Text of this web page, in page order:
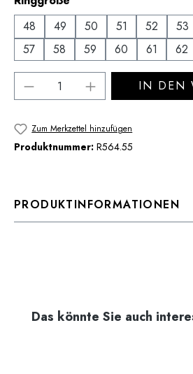
48
49 50 51 52 53
57
58 59 60 61 62
Produkt Anzahl: GibIN DEN
Zum Merkzettel hinzufügen
Produktnummer: R564.55
PRODUKTINFORMATIONEN
Produktgalerie überspringen
Das könnte Sie auch